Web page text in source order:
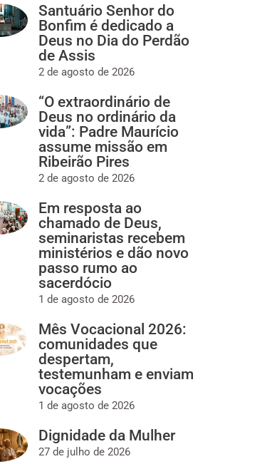
Santuário Senhor do
Bonfim é dedicado a
Deus no Dia do Perdão
de Assis
2 de agosto de 2026
“O extraordinário de
Deus no ordinário da
vida”: Padre Maurício
assume missão em
Ribeirão Pires
2 de agosto de 2026
Em resposta ao
chamado de Deus,
seminaristas recebem
ministérios e dão novo
passo rumo ao
sacerdócio
1 de agosto de 2026
Mês Vocacional 2026:
comunidades que
despertam,
testemunham e enviam
vocações
1 de agosto de 2026
Dignidade da Mulher
27 de julho de 2026